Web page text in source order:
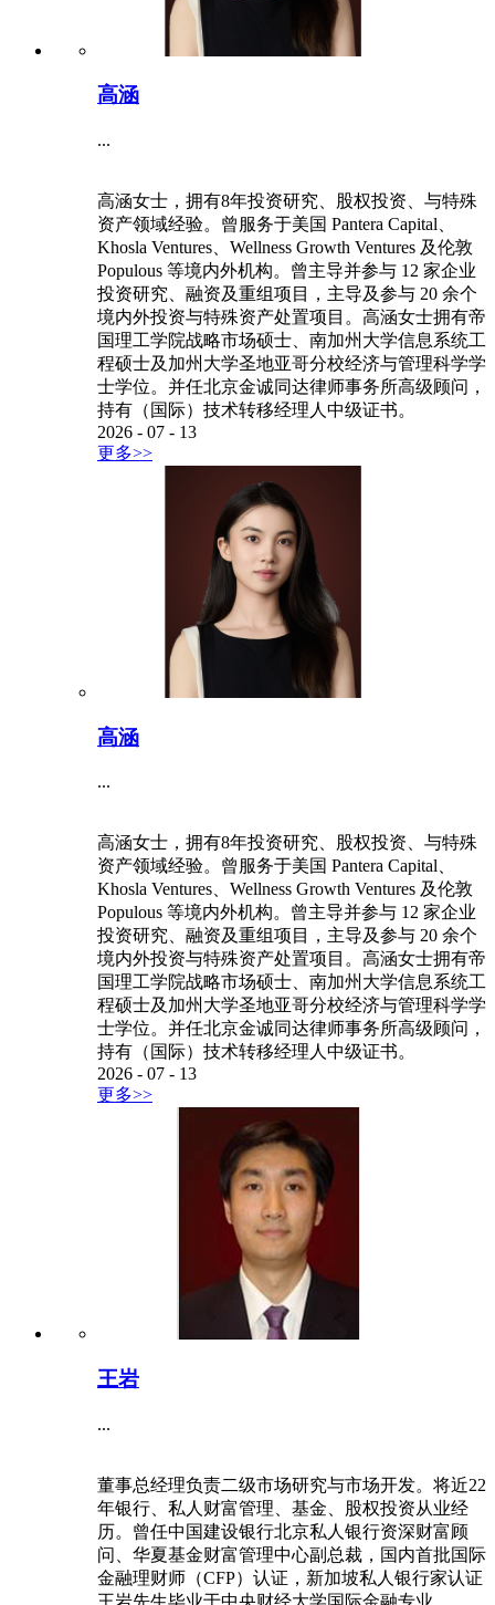
高涵
...
高涵女士，拥有8年投资研究、股权投资、与特殊
资产领域经验。曾服务于美国 Pantera Capital、
Khosla Ventures、Wellness Growth Ventures 及伦敦
Populous 等境内外机构。曾主导并参与 12 家企业
投资研究、融资及重组项目，主导及参与 20 余个
境内外投资与特殊资产处置项目。高涵女士拥有帝
国理工学院战略市场硕士、南加州大学信息系统工
程硕士及加州大学圣地亚哥分校经济与管理科学学
士学位。并任北京金诚同达律师事务所高级顾问，
持有（国际）技术转移经理人中级证书。
2026 - 07 - 13
更多>>
高涵
...
高涵女士，拥有8年投资研究、股权投资、与特殊
资产领域经验。曾服务于美国 Pantera Capital、
Khosla Ventures、Wellness Growth Ventures 及伦敦
Populous 等境内外机构。曾主导并参与 12 家企业
投资研究、融资及重组项目，主导及参与 20 余个
境内外投资与特殊资产处置项目。高涵女士拥有帝
国理工学院战略市场硕士、南加州大学信息系统工
程硕士及加州大学圣地亚哥分校经济与管理科学学
士学位。并任北京金诚同达律师事务所高级顾问，
持有（国际）技术转移经理人中级证书。
2026 - 07 - 13
更多>>
王岩
...
董事总经理负责二级市场研究与市场开发。将近22
年银行、私人财富管理、基金、股权投资从业经
历。曾任中国建设银行北京私人银行资深财富顾
问、华夏基金财富管理中心副总裁，国内首批国际
金融理财师（CFP）认证，新加坡私人银行家认证
王岩先生毕业于中央财经大学国际金融专业